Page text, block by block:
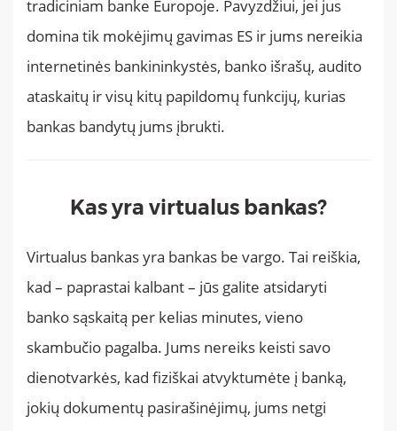
tradiciniam banke Europoje. Pavyzdžiui, jei jus
domina tik mokėjimų gavimas ES ir jums nereikia
internetinės bankininkystės, banko išrašų, audito
ataskaitų ir visų kitų papildomų funkcijų, kurias
bankas bandytų jums įbrukti.
Kas yra virtualus bankas?
Virtualus bankas yra bankas be vargo. Tai reiškia,
kad – paprastai kalbant – jūs galite atsidaryti
banko sąskaitą per kelias minutes, vieno
skambučio pagalba. Jums nereiks keisti savo
dienotvarkės, kad fiziškai atvyktumėte į banką,
jokių dokumentų pasirašinėjimų, jums netgi